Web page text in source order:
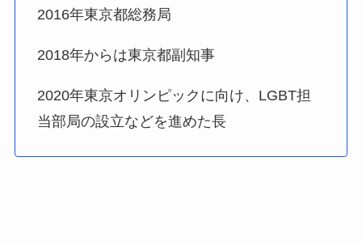
2016年東京都総務局
2018年からは東京都副知事
2020年東京オリンピックに向け、LGBT担
当部局の設立などを進めた長